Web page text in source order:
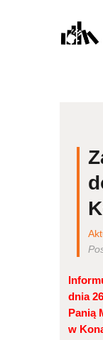
dnia
Panią
w